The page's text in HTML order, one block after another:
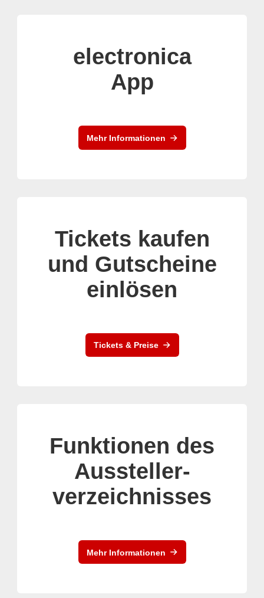
electronica
App
Mehr Informationen
Tickets kaufen
und Gutscheine
einlösen
Tickets & Preise
Funktionen des
Aussteller-
verzeichnisses
Mehr Informationen